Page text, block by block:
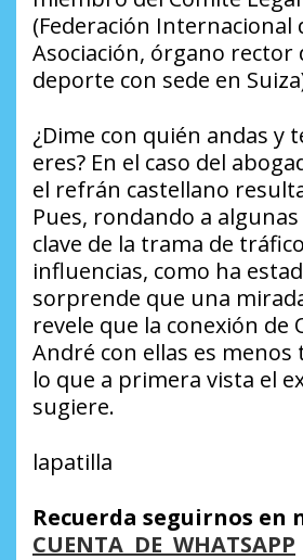
(Federación Internacional
Asociación, órgano rector
deporte con sede en
¿Dime con quién andas y
eres? En el caso del
el refrán castellano
Pues, rondando a
clave de la trama de
influencias, como ha
sorprende que una
revele que la conexión de
André con ellas es menos
lo que a primera vista el
sugiere.
lapatilla
Recuerda seguirnos en
CUENTA DE WHATSAPP